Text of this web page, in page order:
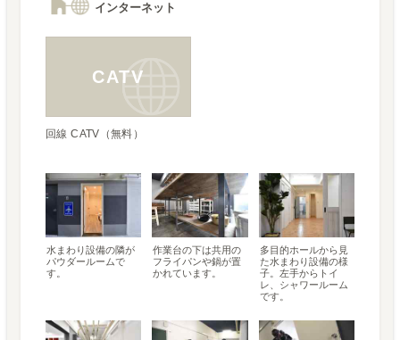
インターネット
CATV
回線 CATV（無料）
水まわり設備の隣が
パウダールームで
す。
作業台の下は共用の
フライパンや鍋が置
かれています。
多目的ホールから見
た水まわり設備の様
子。左手からトイ
レ、シャワールーム
です。